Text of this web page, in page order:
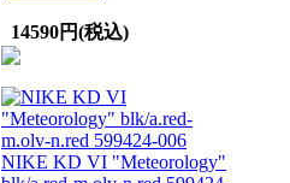
14590円(税込)
NIKE KD VI "Meteorology"